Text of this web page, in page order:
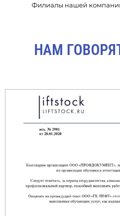
Филиалы нашей компании
НАМ